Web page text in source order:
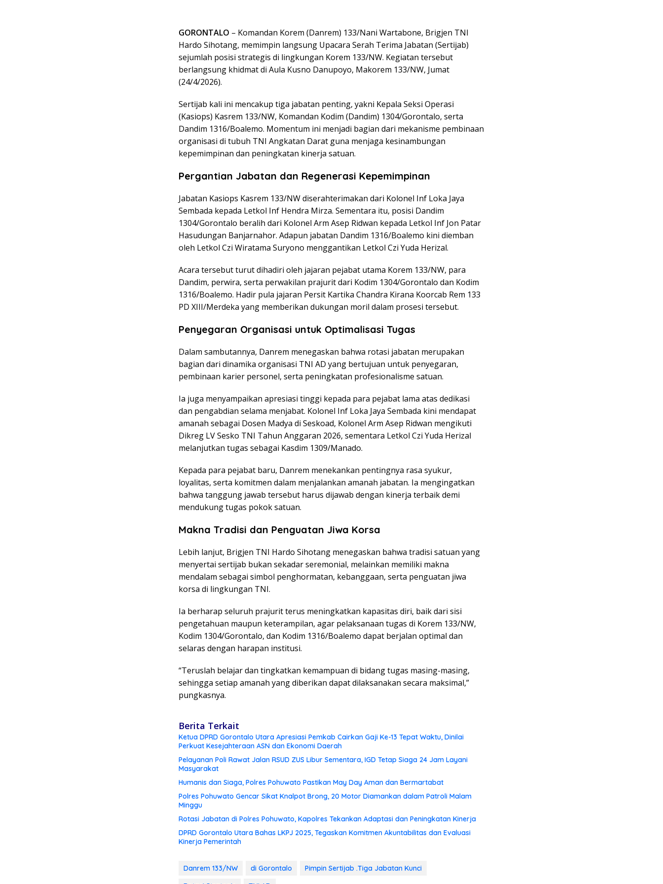
GORONTALO – Komandan Korem (Danrem) 133/Nani Wartabone, Brigjen TNI
Hardo Sihotang, memimpin langsung Upacara Serah Terima Jabatan (Sertijab)
sejumlah posisi strategis di lingkungan Korem 133/NW. Kegiatan tersebut
berlangsung khidmat di Aula Kusno Danupoyo, Makorem 133/NW, Jumat
(24/4/2026).
Sertijab kali ini mencakup tiga jabatan penting, yakni Kepala Seksi Operasi
(Kasiops) Kasrem 133/NW, Komandan Kodim (Dandim) 1304/Gorontalo, serta
Dandim 1316/Boalemo. Momentum ini menjadi bagian dari mekanisme pembinaan
organisasi di tubuh TNI Angkatan Darat guna menjaga kesinambungan
kepemimpinan dan peningkatan kinerja satuan.
Pergantian Jabatan dan Regenerasi Kepemimpinan
Jabatan Kasiops Kasrem 133/NW diserahterimakan dari Kolonel Inf Loka Jaya
Sembada kepada Letkol Inf Hendra Mirza. Sementara itu, posisi Dandim
1304/Gorontalo beralih dari Kolonel Arm Asep Ridwan kepada Letkol Inf Jon Patar
Hasudungan Banjarnahor. Adapun jabatan Dandim 1316/Boalemo kini diemban
oleh Letkol Czi Wiratama Suryono menggantikan Letkol Czi Yuda Herizal.
Acara tersebut turut dihadiri oleh jajaran pejabat utama Korem 133/NW, para
Dandim, perwira, serta perwakilan prajurit dari Kodim 1304/Gorontalo dan Kodim
1316/Boalemo. Hadir pula jajaran Persit Kartika Chandra Kirana Koorcab Rem 133
PD XIII/Merdeka yang memberikan dukungan moril dalam prosesi tersebut.
Penyegaran Organisasi untuk Optimalisasi Tugas
Dalam sambutannya, Danrem menegaskan bahwa rotasi jabatan merupakan
bagian dari dinamika organisasi TNI AD yang bertujuan untuk penyegaran,
pembinaan karier personel, serta peningkatan profesionalisme satuan.
Ia juga menyampaikan apresiasi tinggi kepada para pejabat lama atas dedikasi
dan pengabdian selama menjabat. Kolonel Inf Loka Jaya Sembada kini mendapat
amanah sebagai Dosen Madya di Seskoad, Kolonel Arm Asep Ridwan mengikuti
Dikreg LV Sesko TNI Tahun Anggaran 2026, sementara Letkol Czi Yuda Herizal
melanjutkan tugas sebagai Kasdim 1309/Manado.
Kepada para pejabat baru, Danrem menekankan pentingnya rasa syukur,
loyalitas, serta komitmen dalam menjalankan amanah jabatan. Ia mengingatkan
bahwa tanggung jawab tersebut harus dijawab dengan kinerja terbaik demi
mendukung tugas pokok satuan.
Makna Tradisi dan Penguatan Jiwa Korsa
Lebih lanjut, Brigjen TNI Hardo Sihotang menegaskan bahwa tradisi satuan yang
menyertai sertijab bukan sekadar seremonial, melainkan memiliki makna
mendalam sebagai simbol penghormatan, kebanggaan, serta penguatan jiwa
korsa di lingkungan TNI.
Ia berharap seluruh prajurit terus meningkatkan kapasitas diri, baik dari sisi
pengetahuan maupun keterampilan, agar pelaksanaan tugas di Korem 133/NW,
Kodim 1304/Gorontalo, dan Kodim 1316/Boalemo dapat berjalan optimal dan
selaras dengan harapan institusi.
“Teruslah belajar dan tingkatkan kemampuan di bidang tugas masing-masing,
sehingga setiap amanah yang diberikan dapat dilaksanakan secara maksimal,”
pungkasnya.
Berita Terkait
Ketua DPRD Gorontalo Utara Apresiasi Pemkab Cairkan Gaji Ke-13 Tepat Waktu, Dinilai
Perkuat Kesejahteraan ASN dan Ekonomi Daerah
Pelayanan Poli Rawat Jalan RSUD ZUS Libur Sementara, IGD Tetap Siaga 24 Jam Layani
Masyarakat
Humanis dan Siaga, Polres Pohuwato Pastikan May Day Aman dan Bermartabat
Polres Pohuwato Gencar Sikat Knalpot Brong, 20 Motor Diamankan dalam Patroli Malam
Minggu
Rotasi Jabatan di Polres Pohuwato, Kapolres Tekankan Adaptasi dan Peningkatan Kinerja
DPRD Gorontalo Utara Bahas LKPJ 2025, Tegaskan Komitmen Akuntabilitas dan Evaluasi
Kinerja Pemerintah
Danrem 133/NW di Gorontalo
Pimpin Sertijab .Tiga Jabatan Kunci